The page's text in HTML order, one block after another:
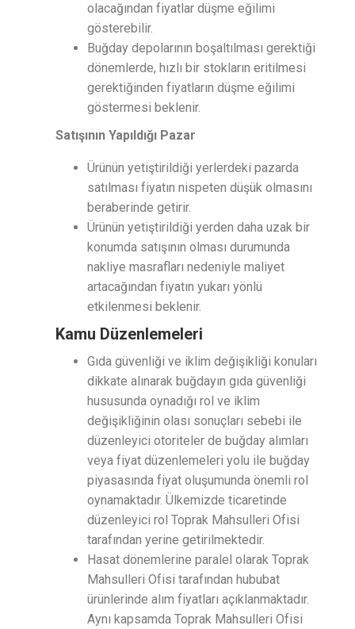
olacağından fiyatlar düşme eğilimi
gösterebilir.
Buğday depolarının boşaltılması gerektiği
dönemlerde, hızlı bir stokların eritilmesi
gerektiğinden fiyatların düşme eğilimi
göstermesi beklenir.
Satışının Yapıldığı Pazar
Ürünün yetiştirildiği yerlerdeki pazarda
satılması fiyatın nispeten düşük olmasını
beraberinde getirir.
Ürünün yetiştirildiği yerden daha uzak bir
konumda satışının olması durumunda
nakliye masrafları nedeniyle maliyet
artacağından fiyatın yukarı yönlü
etkilenmesi beklenir.
Kamu Düzenlemeleri
Gıda güvenliği ve iklim değişikliği konuları
dikkate alınarak buğdayın gıda güvenliği
hususunda oynadığı rol ve iklim
değişikliğinin olası sonuçları sebebi ile
düzenleyici otoriteler de buğday alımları
veya fiyat düzenlemeleri yolu ile buğday
piyasasında fiyat oluşumunda önemli rol
oynamaktadır. Ülkemizde ticaretinde
düzenleyici rol Toprak Mahsulleri Ofisi
tarafından yerine getirilmektedir.
Hasat dönemlerine paralel olarak Toprak
Mahsulleri Ofisi tarafından hububat
ürünlerinde alım fiyatları açıklanmaktadır.
Aynı kapsamda Toprak Mahsulleri Ofisi